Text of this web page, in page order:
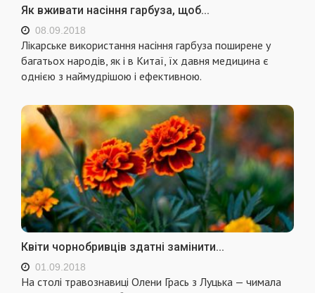
Як вживати насіння гарбуза, щоб...
08.09.2018
Лікарське використання насіння гарбуза поширене у
багатьох народів, як і в Китаї, їх давня медицина є
однією з наймудрішою і ефективною.
Квіти чорнобривців здатні замінити...
01.09.2018
На столі травознавиці Олени Грась з Луцька — чимала